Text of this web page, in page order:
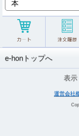
e-honトップへ
表示
運営会社